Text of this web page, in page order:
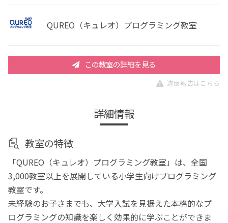
QUREO（キュレオ）プログラミング教室
この教室の詳細を見る
違反報告はこちら
詳細情報
教室の特徴
「QUREO（キュレオ）プログラミング教室」は、全国
3,000教室以上を展開している小学生向けプログラミング
教室です。
未経験のお子さまでも、大学入試を見据えた本格的なプ
ログラミングの知識を楽しく効果的に学ぶことができま